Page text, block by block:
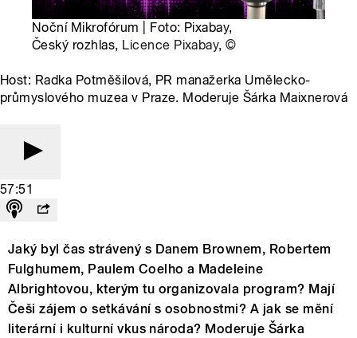
Noční Mikrofórum | Foto: Pixabay,
Český rozhlas, Licence Pixabay,©
Host: Radka Potměšilová, PR manažerka Umělecko-
průmyslového muzea v Praze. Moderuje Šárka Maixnerová
57:51
Jaký byl čas strávený s Danem Brownem, Robertem
Fulghumem, Paulem Coelho a Madeleine
Albrightovou, kterým tu organizovala program? Mají
Češi zájem o setkávání s osobnostmi? A jak se mění
literární i kulturní vkus národa? Moderuje Šárka